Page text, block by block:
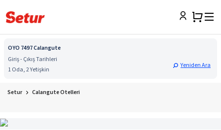
OYO 7497 Calangute
Giriş - Çıkış Tarihleri
1 Oda, 2 Yetişkin
Yeniden Ara
Setur Calangute Otelleri